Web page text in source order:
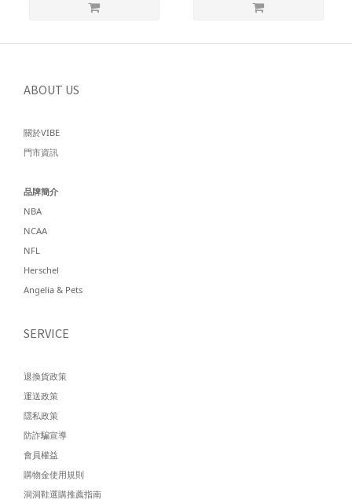
ABOUT US
關於VIBE
門市資訊
品牌簡介
NBA
NCAA
NFL
Herschel
Angelia & Pets
SERVICE
退換貨政策
運送政策
隱私政策
防詐騙宣導
會員權益
購物金使用規則
洞洞鞋選購推薦指南